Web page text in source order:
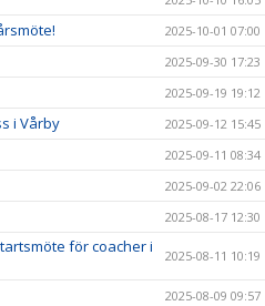
2025-10-01 07:00
2025-09-30 17:23
2025-09-19 19:12
i Vårby 2025-09-12 15:45
2025-09-11 08:34
2025-09-02 22:06
2025-08-17 12:30
för coacher i
2025-08-11 10:19
2025-08-09 09:57